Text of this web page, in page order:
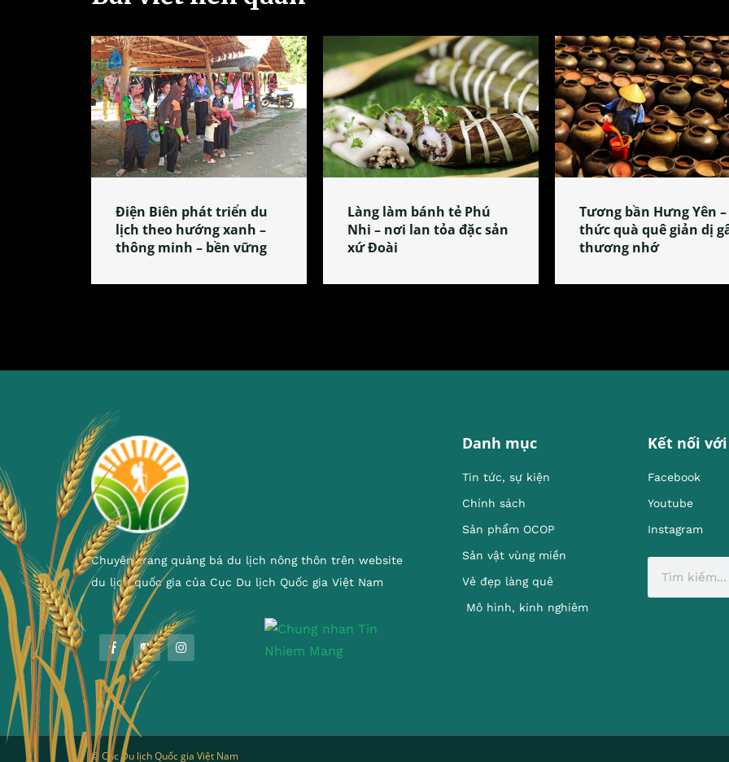
Điện Biên phát triển du
lịch theo hướng xanh –
thông minh – bền vững
Làng làm bánh tẻ Phú
Nhi – nơi lan tỏa đặc sản
xứ Đoài
Tương bần Hưng Yên –
thức quà quê giản dị
thương nhớ
Chuyên trang quảng bá du lịch nông thôn trên website
du lịch quốc gia của Cục Du lịch Quốc gia Việt Nam
Danh mục
Tin tức, sự kiện
Chính sách
Sản phẩm OCOP
Sản vật vùng miền
Vẻ đẹp làng quê
Mô hình, kinh nghiêm
Kết nối
Facebook
Youtube
Instagram
© Cục Du lịch Quốc gia Việt Nam